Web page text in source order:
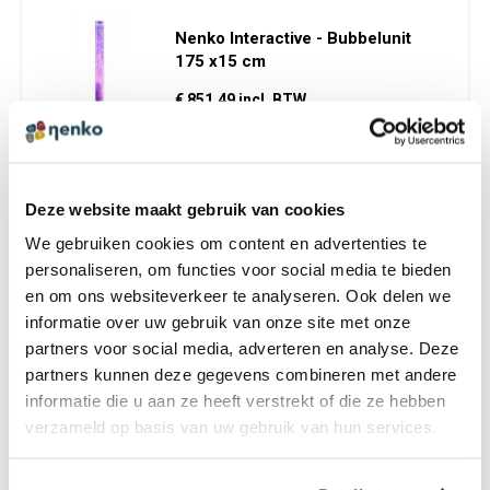
Deze website maakt gebruik van cookies
We gebruiken cookies om content en advertenties te
personaliseren, om functies voor social media te bieden
en om ons websiteverkeer te analyseren. Ook delen we
informatie over uw gebruik van onze site met onze
partners voor social media, adverteren en analyse. Deze
partners kunnen deze gegevens combineren met andere
informatie die u aan ze heeft verstrekt of die ze hebben
verzameld op basis van uw gebruik van hun services.
Nenko Interactive - Bubbelunit
175 x15 cm
€ 851,49 incl. BTW
Nenko Interactive - Bubbelunit
€ 848,28 incl. BTW
€ 701,06 excl. BTW